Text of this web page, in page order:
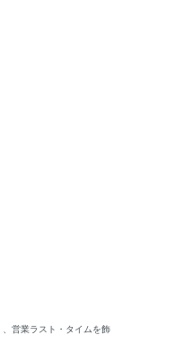
営業ラスト・タイムを飾